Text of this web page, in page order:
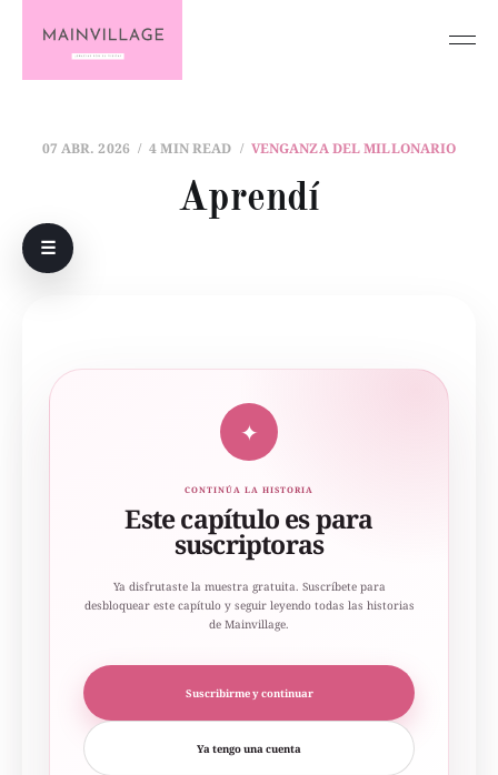
07 ABR. 2026 4 MIN READ VENGANZA DEL MILLONARIO
Aprendí
☰
✦
CONTINÚA LA HISTORIA
Este capítulo es para
suscriptoras
Ya disfrutaste la muestra gratuita. Suscríbete para
desbloquear este capítulo y seguir leyendo todas las historias
de Mainvillage.
Suscribirme y continuar
Ya tengo una cuenta